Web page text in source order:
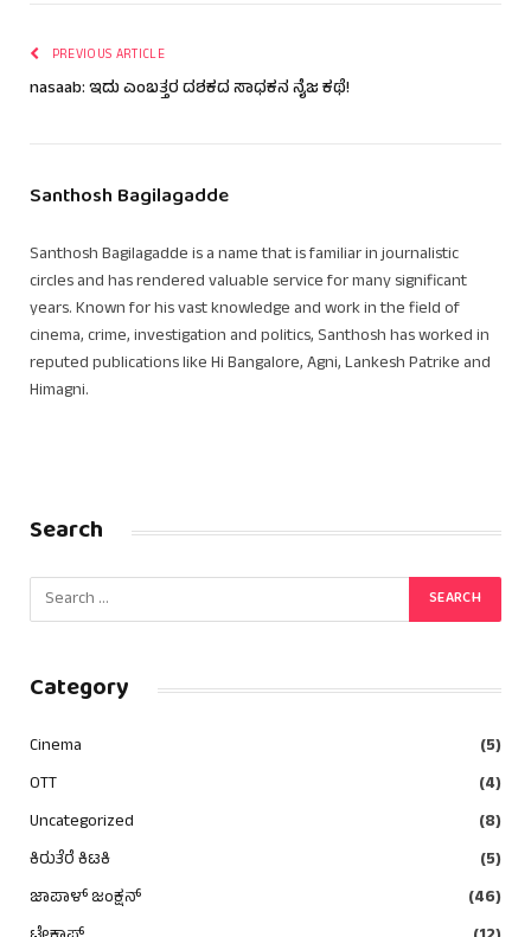
PREVIOUS ARTICLE
nasaab: ಇದು ಎಂಬತ್ತರ ದಶಕದ ಸಾಧಕನ ನೈಜ ಕಥೆ!
Santhosh Bagilagadde
Santhosh Bagilagadde is a name that is familiar in journalistic
circles and has rendered valuable service for many significant
years. Known for his vast knowledge and work in the field of
cinema, crime, investigation and politics, Santhosh has worked in
reputed publications like Hi Bangalore, Agni, Lankesh Patrike and
Himagni.
Search
Category
Cinema
(5)
OTT
(4)
Uncategorized
(8)
ಕಿರುತೆರೆ ಕಿಟಕಿ
(5)
ಜಾಪಾಳ್ ಜಂಕ್ಷನ್
(46)